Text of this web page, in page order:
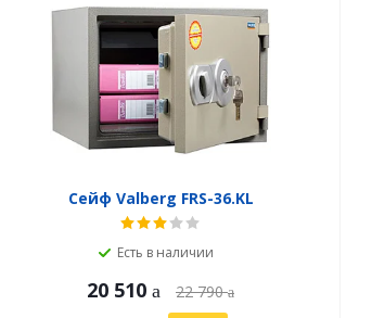
Сейф Valberg FRS-36.KL
Есть в наличии
20 510 22 790